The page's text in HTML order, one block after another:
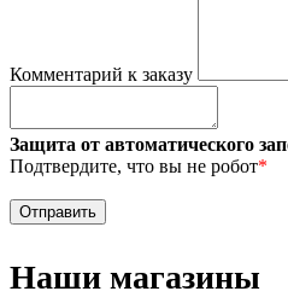
Комментарий к заказу
Защита от автоматического
Подтвердите, что вы не робот*
Наши магазины